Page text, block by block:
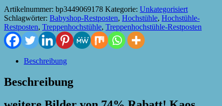
Artikelnummer: bp3449069178 Kategorie: Unkategorisiert
Schlagwörter: Babyshop-Restposten, Hochstühle, Hochstühle-
Restposten, Treppenhochstühle, Treppenhochstühle-Restposten
Beschreibung
Beschreibung